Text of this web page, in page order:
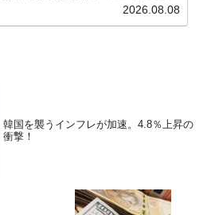
さんと「韓国初の文官上がり」の国防部長官安圭伯
2026.08.08
韓国を襲うインフレが加速。4.8％上昇の
衝撃！